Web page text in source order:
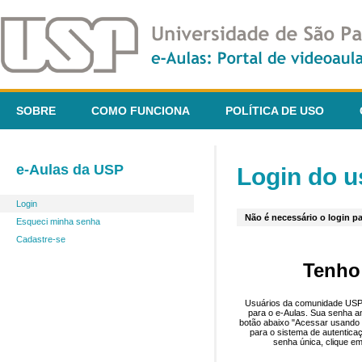
SOBRE COMO FUNCIONA POLÍTICA DE USO
e-Aulas da USP
Login
Esqueci minha senha
Cadastre-se
Login do
Não é necessário o login
Usuários da comunidade
para o e-Aulas. Sua senha
botão abaixo "Acessar
para o sistema de
senha única, clique